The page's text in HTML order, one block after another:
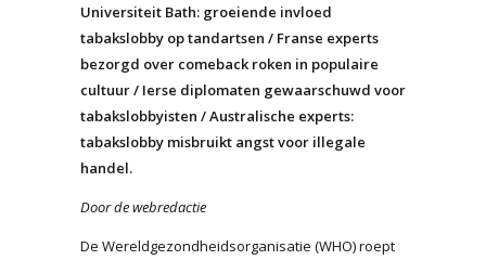
Universiteit Bath: groeiende invloed
tabakslobby op tandartsen / Franse experts
bezorgd over comeback roken in populaire
cultuur / Ierse diplomaten gewaarschuwd voor
tabakslobbyisten / Australische experts:
tabakslobby misbruikt angst voor illegale
handel.
Door de webredactie
De Wereldgezondheidsorganisatie (WHO) roept